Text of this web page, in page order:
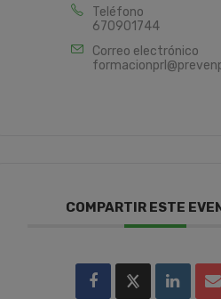
Teléfono
670901744
Correo electrónico
COMPARTIR ESTE